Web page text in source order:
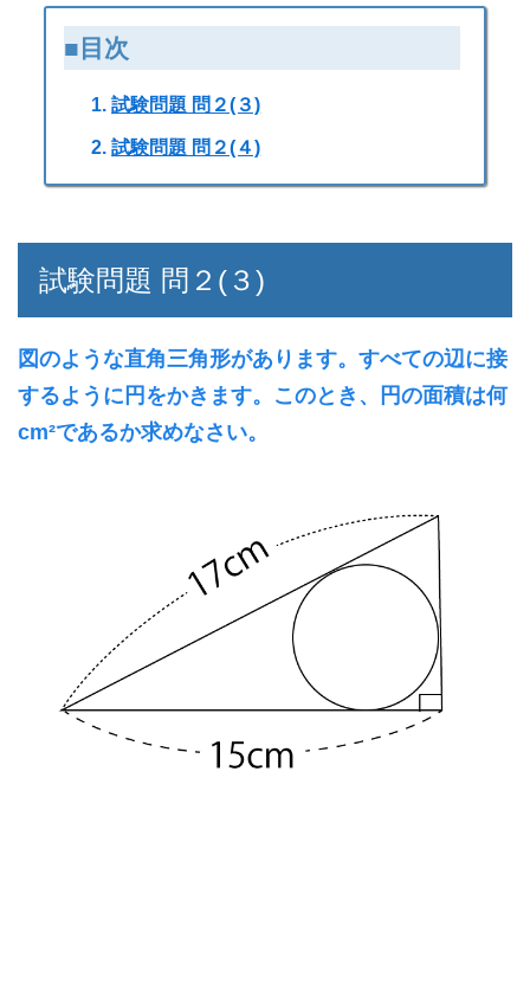
■目次
試験問題 問２(３)
試験問題 問２(４)
試験問題 問２(３)
図のような直角三角形があります。すべての辺に接
するように円をかきます。このとき、円の面積は何
cm²であるか求めなさい。